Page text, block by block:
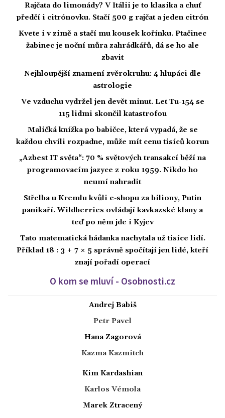
Rajčata do limonády? V Itálii je to klasika a chuť
předčí i citrónovku. Stačí 500 g rajčat a jeden citrón
Kvete i v zimě a stačí mu kousek kořínku. Ptačinec
žabinec je noční můra zahrádkářů, dá se ho ale
zbavit
Nejhloupější znamení zvěrokruhu: 4 hlupáci dle
astrologie
Ve vzduchu vydržel jen devět minut. Let Tu-154 se
115 lidmi skončil katastrofou
Maličká knížka po babičce, která vypadá, že se
každou chvíli rozpadne, může mít cenu tisíců korun
„Azbest IT světa“: 70 % světových transakcí běží na
programovacím jazyce z roku 1959. Nikdo ho
neumí nahradit
Střelba u Kremlu kvůli e-shopu za biliony, Putin
panikaří. Wildberries ovládají kavkazské klany a
teď po něm jde i Kyjev
Tato matematická hádanka nachytala už tisíce lidí.
Příklad 18 : 3 + 7 × 5 správně spočítají jen lidé, kteří
znají pořadí operací
O kom se mluví - Osobnosti.cz
Andrej Babiš
Petr Pavel
Hana Zagorová
Kazma Kazmitch
Kim Kardashian
Karlos Vémola
Marek Ztracený